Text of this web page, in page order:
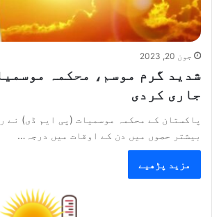
جون 20, 2023
شدید گرم موسم، محکمہ
جاری کردی
پاکستان کے محکمہ موسمیات (پی ایم ڈی) نے
بیشتر حصوں میں دن کے اوقات میں درجہ…
مزید پڑھیے